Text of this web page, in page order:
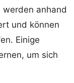
werden anhand
und können
Einige
um sich